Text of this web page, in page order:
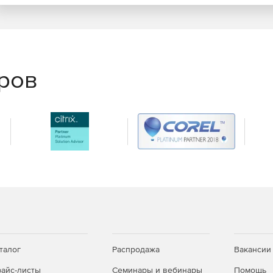
Гантта экран разделяется на две части: сетку и
можно перетащить разделитель вправо или влево.
листы
Распродажа
Семинары и вебинары
Вакансии
Помощь